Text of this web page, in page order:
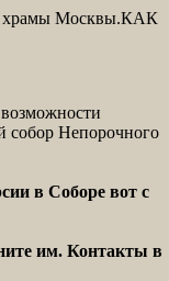
храмы Москвы.КАК
собор Непорочного
в Соборе вот с
им. Контакты в